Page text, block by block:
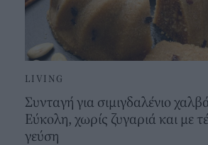
LIVING
Συνταγή για σιμιγδαλένιο
Εύκολη, χωρίς ζυγαριά και με
γεύση